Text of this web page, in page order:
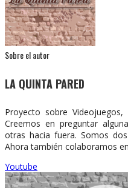
Sobre el autor
LA QUINTA PARED
Proyecto sobre
Creemos en preguntar
otras hacia fuera. Somos
Ahora también colaboramos
Youtube